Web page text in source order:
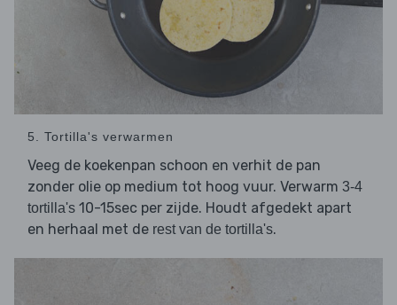
5. Tortilla's verwarmen
Veeg de koekenpan schoon en verhit de pan
zonder olie op medium tot hoog vuur. Verwarm 3-4
tortilla's 10-15sec per zijde. Houdt afgedekt apart
en herhaal met de rest van de tortilla's.